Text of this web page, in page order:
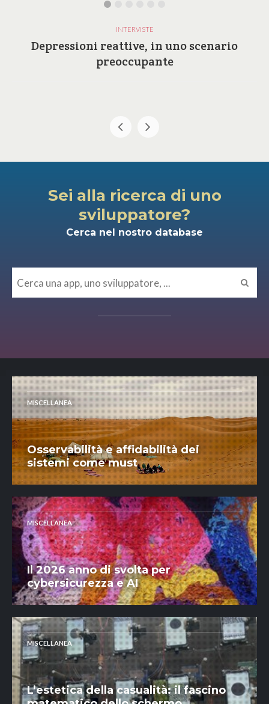
INTERVISTE
Depressioni reattive, in uno scenario
preoccupante
Sei alla ricerca di uno
sviluppatore?
Cerca nel nostro database
MISCELLANEA
Osservabilità e affidabilità dei
sistemi come must
MISCELLANEA
Il 2026 anno di svolta per
cybersicurezza e AI
MISCELLANEA
L’estetica della casualità: il fascino